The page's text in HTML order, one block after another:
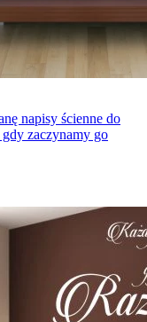
napisy ścienne do
zaczynamy go